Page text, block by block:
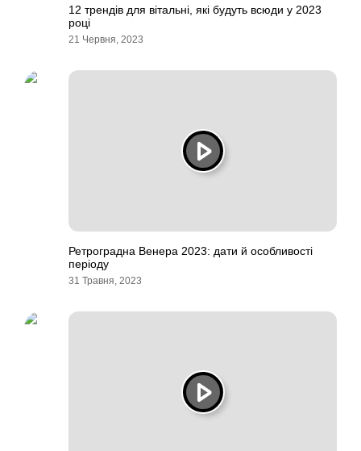
12 трендів для вітальні, які будуть всюди у 2023
році
21 Червня, 2023
Ретроградна Венера 2023: дати й особливості
періоду
31 Травня, 2023